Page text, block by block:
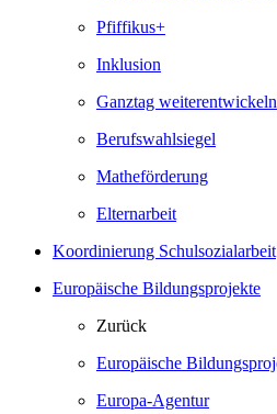
Pfiffikus+
Inklusion
Ganztag weiterentwickeln
Berufswahlsiegel
Matheförderung
Elternarbeit
Koordinierung Schulsozialarbeit
Europäische Bildungsprojekte
Zurück
Europäische
Europa-Agentur